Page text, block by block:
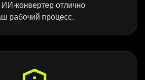
конвертер отлично
рабочий процесс.